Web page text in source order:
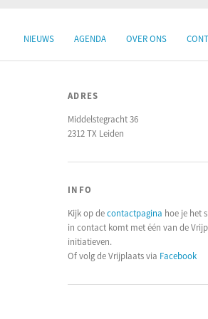
NIEUWS AGENDA OVER ONS
ADRES
Middelstegracht 36
2312 TX Leiden
INFO
Kijk op decontactpagina hoe je het
in contact komt met één van de
initiatieven.
Of volg de Vrijplaats via Facebook